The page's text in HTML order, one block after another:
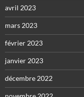
avril 2023
mars 2023
février 2023
janvier 2023
décembre 2022